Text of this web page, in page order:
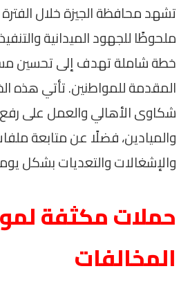
تشهد محافظة الجيزة خلال الفترة
ملحوظًا للجهود الميدانية
خطة شاملة تهدف إلى تحسين
المقدمة للمواطنين. تأتي هذه
شكاوى الأهالي والعمل على
والميادين، فضلًا عن متابعة
والإشغالات والتعديات بشكل
حملات مكثفة
المخالفات